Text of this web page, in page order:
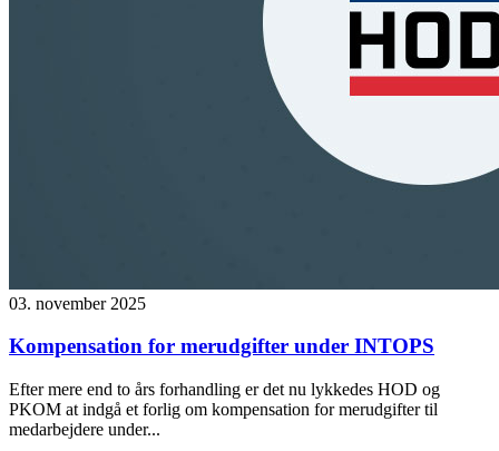
03. november 2025
Kompensation for merudgifter under INTOPS
Efter mere end to års forhandling er det nu lykkedes HOD og
PKOM at indgå et forlig om kompensation for merudgifter til
medarbejdere under...